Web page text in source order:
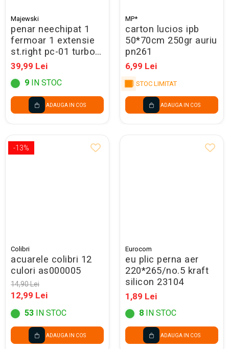
Majewski
penar neechipat 1
fermoar 1 extensie
st.right pc-01 turbo
kick 697425
39,99 Lei
9 IN STOC
ADAUGA IN COS
MP*
carton lucios ipb
50*70cm 250gr auriu
pn261
6,99 Lei
STOC LIMITAT
ADAUGA IN COS
-13%
Colibri
acuarele colibri 12
culori as000005
14,90 Lei
12,99 Lei
53 IN STOC
ADAUGA IN COS
Eurocom
eu plic perna aer
220*265/no.5 kraft
silicon 23104
1,89 Lei
8 IN STOC
ADAUGA IN COS